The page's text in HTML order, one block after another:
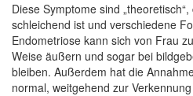
Diese Symptome sind
schleichend ist und verschiedene
Endometriose kann sich von Frau
Weise äußern und sogar bei
bleiben. Außerdem hat die
normal, weitgehend zur